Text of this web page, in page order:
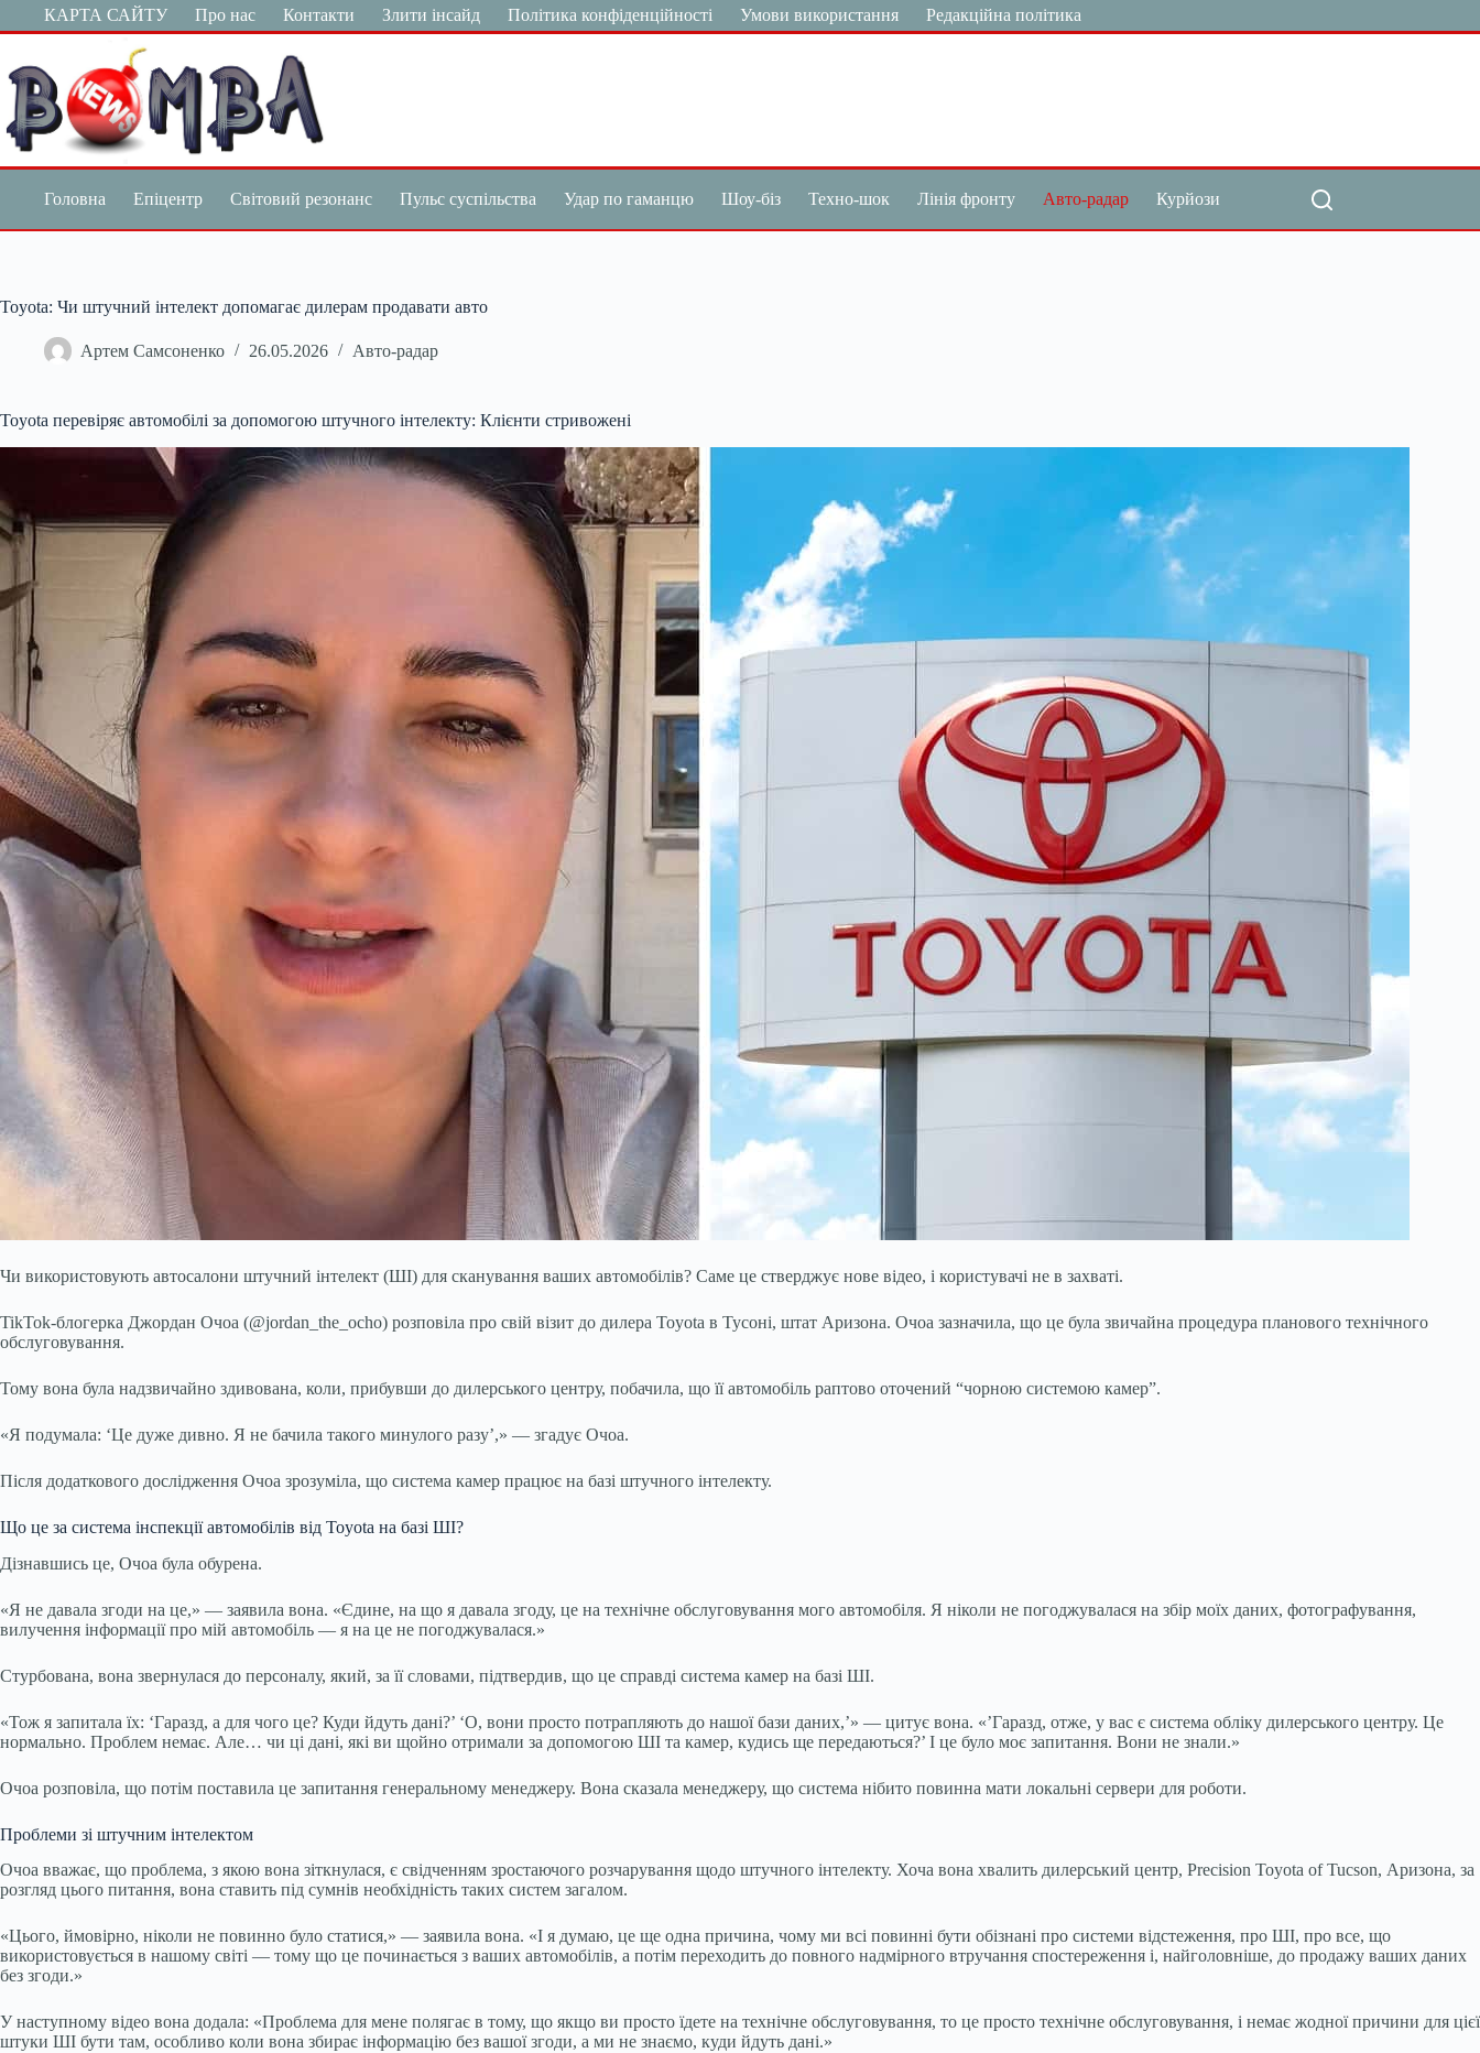
Перейти
до
КАРТА САЙТУ Про нас Контакти Злити інсайд Політика конфіденційності Умови використання Редакційна політика
Головна Епіцентр Світовий резонанс Пульс суспільства Удар по гаманцю Шоу-біз Техно-шок Лінія фронту Авто-радар Курйози
Toyota: Чи штучний інтелект допомагає дилерам продавати авто
Артем Самсоненко 26.05.2026 Авто-радар
Toyota перевіряє автомобілі за допомогою штучного інтелекту: Клієнти стривожені
Чи використовують автосалони штучний інтелект (ШІ) для сканування ваших автомобілів? Саме це стверджує нове відео, і користувачі не в захваті.
TikTok-блогерка Джордан Очоа (@jordan_the_ocho) розповіла про свій візит до дилера Toyota в Тусоні, штат Аризона. Очоа зазначила, що це була звичайна процедура планового технічного
обслуговування.
Тому вона була надзвичайно здивована, коли, прибувши до дилерського центру, побачила, що її автомобіль раптово оточений “чорною системою камер”.
«Я подумала: ‘Це дуже дивно. Я не бачила такого минулого разу’,» — згадує Очоа.
Після додаткового дослідження Очоа зрозуміла, що система камер працює на базі штучного інтелекту.
Що це за система інспекції автомобілів від Toyota на базі ШІ?
Дізнавшись це, Очоа була обурена.
«Я не давала згоди на це,» — заявила вона. «Єдине, на що я давала згоду, це на технічне обслуговування мого автомобіля. Я ніколи не погоджувалася на збір моїх даних, фотографування,
вилучення інформації про мій автомобіль — я на це не погоджувалася.»
Стурбована, вона звернулася до персоналу, який, за її словами, підтвердив, що це справді система камер на базі ШІ.
«Тож я запитала їх: ‘Гаразд, а для чого це? Куди йдуть дані?’ ‘О, вони просто потрапляють до нашої бази даних,’» — цитує вона. «’Гаразд, отже, у вас є система обліку дилерського центру. Це
нормально. Проблем немає. Але… чи ці дані, які ви щойно отримали за допомогою ШІ та камер, кудись ще передаються?’ І це було моє запитання. Вони не знали.»
Очоа розповіла, що потім поставила це запитання генеральному менеджеру. Вона сказала менеджеру, що система нібито повинна мати локальні сервери для роботи.
Проблеми зі штучним інтелектом
Очоа вважає, що проблема, з якою вона зіткнулася, є свідченням зростаючого розчарування щодо штучного інтелекту. Хоча вона хвалить дилерський центр, Precision Toyota of Tucson, Аризона, за
розгляд цього питання, вона ставить під сумнів необхідність таких систем загалом.
«Цього, ймовірно, ніколи не повинно було статися,» — заявила вона. «І я думаю, це ще одна причина, чому ми всі повинні бути обізнані про системи відстеження, про ШІ, про все, що
використовується в нашому світі — тому що це починається з ваших автомобілів, а потім переходить до повного надмірного втручання спостереження і, найголовніше, до продажу ваших даних
без згоди.»
У наступному відео вона додала: «Проблема для мене полягає в тому, що якщо ви просто їдете на технічне обслуговування, то це просто технічне обслуговування, і немає жодної причини для цієї
штуки ШІ бути там, особливо коли вона збирає інформацію без вашої згоди, а ми не знаємо, куди йдуть дані.»